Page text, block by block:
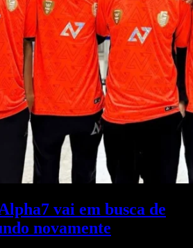
vai em busca de
novamente